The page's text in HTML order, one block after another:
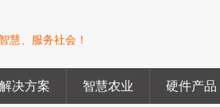
慧、服务社会！
解决方案 智慧农业 硬件产品